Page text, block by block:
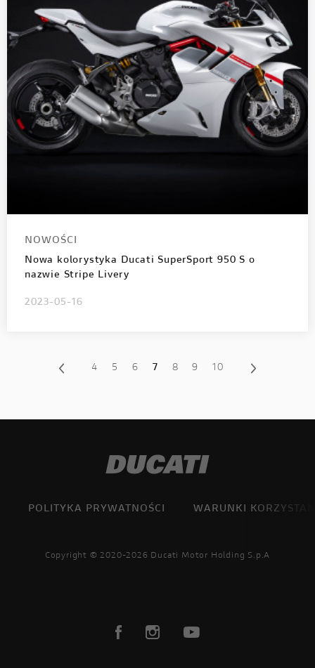
NOWOŚCI
Nowa kolorystyka Ducati SuperSport 950 S o
nazwie Stripe Livery
2023-05-16
4 5 6 7 8 9 10
POLITYKA PRYWATNOŚCI WARUNKI
Copyright © 2020-2026 Ducati Motor Holding S.p.A